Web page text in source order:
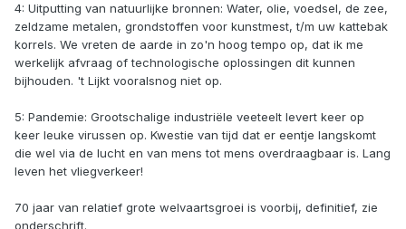
4: Uitputting van natuurlijke bronnen: Water, olie, voedsel, de zee,
zeldzame metalen, grondstoffen voor kunstmest, t/m uw kattebak
korrels. We vreten de aarde in zo'n hoog tempo op, dat ik me
werkelijk afvraag of technologische oplossingen dit kunnen
bijhouden. 't Lijkt vooralsnog niet op.
5: Pandemie: Grootschalige industriële veeteelt levert keer op
keer leuke virussen op. Kwestie van tijd dat er eentje langskomt
die wel via de lucht en van mens tot mens overdraagbaar is. Lang
leven het vliegverkeer!
70 jaar van relatief grote welvaartsgroei is voorbij, definitief, zie
onderschrift.